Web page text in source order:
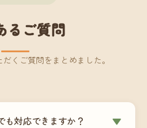
るご質問
くご質問をまとめました。
も対応できますか？ ▼